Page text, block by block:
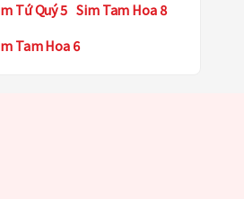
Tứ Quý 5 Sim Tam Hoa 8
Tam Hoa 6